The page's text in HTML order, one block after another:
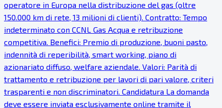
operatore in Europa nella distribuzione del gas (oltre
150.000 km di rete, 13 milioni di clienti). Contratto: Tempo
indeterminato con CCNL Gas Acqua e retribuzione
competitiva. Benefici: Premio di produzione, buoni pasto,
indennità di reperibilità, smart working, piano di
azionariato diffuso, welfare aziendale. Valori: Parità di
trattamento e retribuzione per lavori di pari valore, criteri
trasparenti e non discriminatori. Candidatura La domanda
deve essere inviata esclusivamente online tramite il